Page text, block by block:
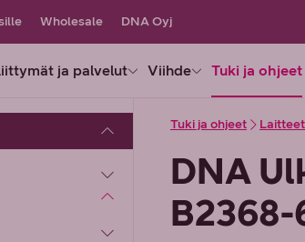
Wholesale DNA Oyj
ja palvelut Viihde Tuki ja ohjeet
Tuki ja ohjeet Laitteet
DNA
B2368-